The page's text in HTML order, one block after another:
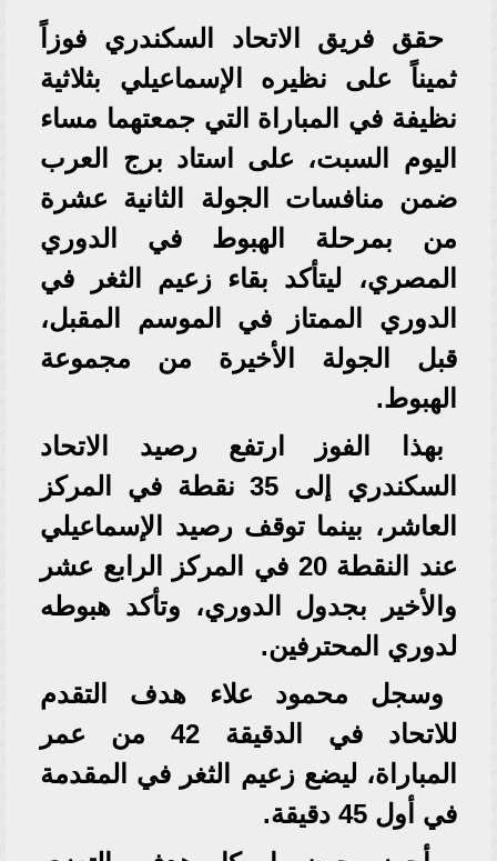
حقق فريق الاتحاد السكندري فوزاً
ثميناً على نظيره الإسماعيلي بثلاثية
نظيفة في المباراة التي جمعتهما مساء
اليوم السبت، على استاد برج العرب
ضمن منافسات الجولة الثانية عشرة
من بمرحلة الهبوط في الدوري
المصري، ليتأكد بقاء زعيم الثغر في
الدوري الممتاز في الموسم المقبل،
قبل الجولة الأخيرة من مجموعة
الهبوط.
بهذا الفوز ارتفع رصيد الاتحاد
السكندري إلى 35 نقطة في المركز
العاشر، بينما توقف رصيد الإسماعيلي
عند النقطة 20 في المركز الرابع عشر
والأخير بجدول الدوري، وتأكد هبوطه
لدوري المحترفين.
وسجل محمود علاء هدف التقدم
للاتحاد في الدقيقة 42 من عمر
المباراة، ليضع زعيم الثغر في المقدمة
في أول 45 دقيقة.